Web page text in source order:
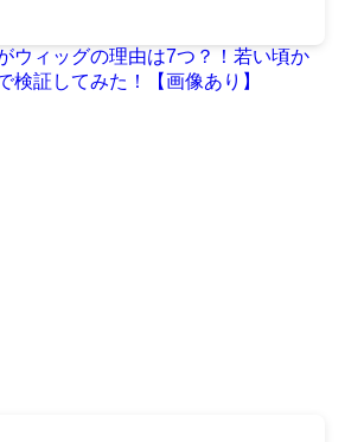
ウィッグの理由は7つ？！若い頃か
検証してみた！【画像あり】